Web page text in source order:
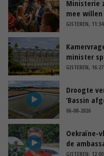
Ministerie
mee willen
GISTEREN, 11:34
minister
GISTEREN, 16:27
Droogte
‘Bassin
06-08-2026
Oekraïne-
de
GISTEREN, 12:00